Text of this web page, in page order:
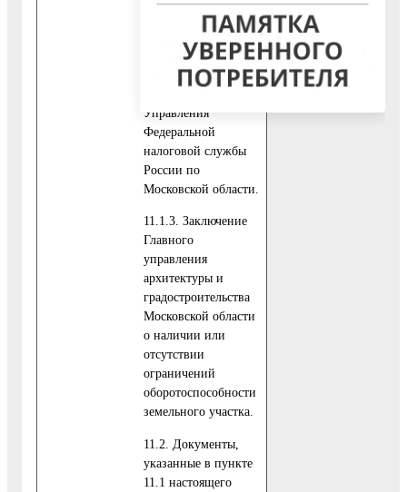
юридических лиц,
содержащая
сведения о
Управления
Федеральной
налоговой службы
России по
Московской области.
11.1.3. Заключение
Главного
управления
архитектуры и
градостроительства
Московской области
о наличии или
отсутствии
ограничений
оборотоспособности
земельного участка.
11.2. Документы,
указанные в пункте
11.1 настоящего